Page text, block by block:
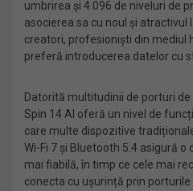
umbrirea și 4.096 de niveluri de
asocierea sa cu noul și atractivul
creatori, profesioniști din mediul
preferă introducerea datelor cu
Datorită multitudinii de porturi
Spin 14 AI oferă un nivel de
care multe dispozitive
Wi-Fi 7 și Bluetooth 5.4 asigură
mai fiabilă, în timp ce cele mai
conecta cu ușurință prin